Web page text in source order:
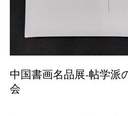
中国書画名品展‐帖学
会